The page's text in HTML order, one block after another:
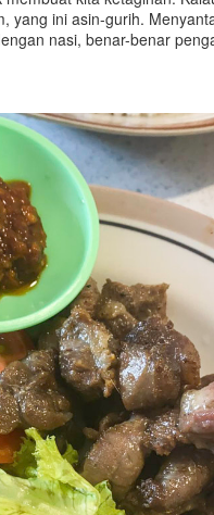
yang ini asin-gurih.
nasi, benar-benar